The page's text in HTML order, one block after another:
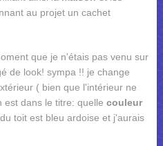
au projet un cachet
que je n'étais pas venu sur
de look! sympa !! je change
( bien que l'intérieur ne
est dans le titre: quelle couleur
toit est bleu ardoise et j'aurais